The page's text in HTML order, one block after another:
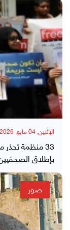
الإثنين, 04 مايو, 2026
33 منظمة
بإطلاق
صور